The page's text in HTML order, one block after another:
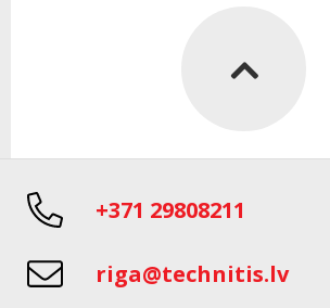
+371 29808211
riga@technitis.lv